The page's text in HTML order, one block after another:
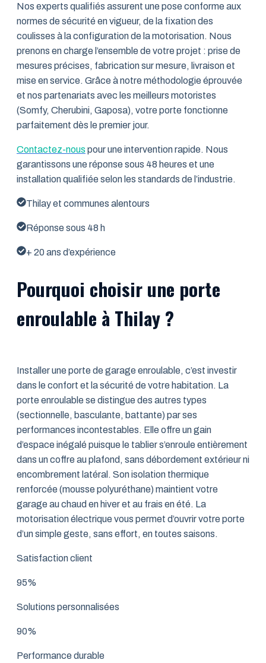
Nos experts qualifiés assurent une pose conforme aux
normes de sécurité en vigueur, de la fixation des
coulisses à la configuration de la motorisation. Nous
prenons en charge l’ensemble de votre projet : prise de
mesures précises, fabrication sur mesure, livraison et
mise en service. Grâce à notre méthodologie éprouvée
et nos partenariats avec les meilleurs motoristes
(Somfy, Cherubini, Gaposa), votre porte fonctionne
parfaitement dès le premier jour.
Contactez-nous pour une intervention rapide. Nous
garantissons une réponse sous 48 heures et une
installation qualifiée selon les standards de l’industrie.
Thilay et communes alentours
Réponse sous 48 h
+ 20 ans d’expérience
Pourquoi choisir une porte
enroulable à Thilay ?
Installer une porte de garage enroulable, c’est investir
dans le confort et la sécurité de votre habitation. La
porte enroulable se distingue des autres types
(sectionnelle, basculante, battante) par ses
performances incontestables. Elle offre un gain
d’espace inégalé puisque le tablier s’enroule entièrement
dans un coffre au plafond, sans débordement extérieur ni
encombrement latéral. Son isolation thermique
renforcée (mousse polyuréthane) maintient votre
garage au chaud en hiver et au frais en été. La
motorisation électrique vous permet d’ouvrir votre porte
d’un simple geste, sans effort, en toutes saisons.
Satisfaction client
95%
Solutions personnalisées
90%
Performance durable